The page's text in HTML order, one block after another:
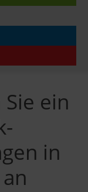
ein
in